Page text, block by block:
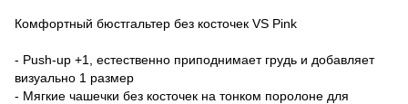
Комфортный бюстгальтер без косточек VS Pink
- Push-up +1, естественно приподнимает грудь и добавляет
визуально 1 размер
- Мягкие чашечки без косточек на тонком поролоне для